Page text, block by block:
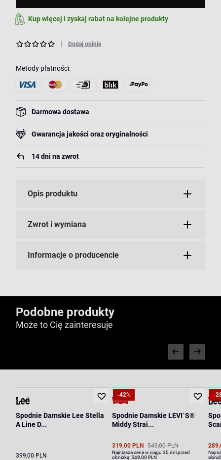
Kup więcej i zyskaj rabat na kolejne produkty
Dodaj opinię
Metody płatności:
Darmowa dostawa
Gwarancja jakości oraz oryginalności
14 dni na zwrot
Opis produktu
Zwrot i wymiana
Informacje o producencie
Podobne produkty
Może to Cię zainteresuje
Spodnie Damskie Lee Stella
A Line D...
399,00 PLN
-42%
Spodnie Damskie LEVI`S®
Middy Strai...
319,00 PLN 549,00 PLN
Najniższa cena w ciągu 30 dni przed
obniżką:549,00 PLN
-